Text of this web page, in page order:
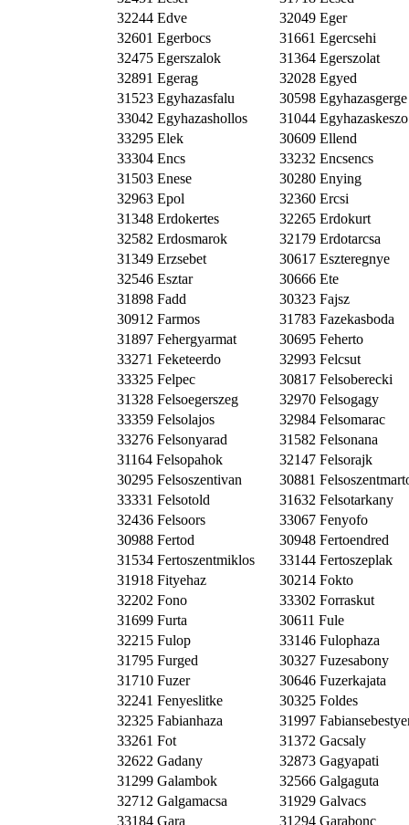
32244 Edve
32049 Eger
32601 Egerbocs
31661 Egercsehi
32475 Egerszalok
31364 Egerszolat
32891 Egerag
32028 Egyed
31523 Egyhazasfalu
30598 Egyhazasgerge
33042 Egyhazashollos
31044 Egyhazaskeszo
33295 Elek
30609 Ellend
33304 Encs
33232 Encsencs
31503 Enese
30280 Enying
32963 Epol
32360 Ercsi
31348 Erdokertes
32265 Erdokurt
32582 Erdosmarok
32179 Erdotarcsa
31349 Erzsebet
30617 Eszteregnye
32546 Esztar
30666 Ete
31898 Fadd
30323 Fajsz
30912 Farmos
31783 Fazekasboda
31897 Fehergyarmat
30695 Feherto
33271 Feketeerdo
32993 Felcsut
33325 Felpec
30817 Felsoberecki
31328 Felsoegerszeg
32970 Felsogagy
33359 Felsolajos
32984 Felsomarac
33276 Felsonyarad
31582 Felsonana
31164 Felsopahok
32147 Felsorajk
30295 Felsoszentivan
30881
33331 Felsotold
31632 Felsotarkany
32436 Felsoors
33067 Fenyofo
30988 Fertod
30948 Fertoendred
31534 Fertoszentmiklos
33144 Fertoszeplak
31918 Fityehaz
30214 Fokto
32202 Fono
33302 Forraskut
31699 Furta
30611 Fule
32215 Fulop
33146 Fulophaza
31795 Furged
30327 Fuzesabony
31710 Fuzer
30646 Fuzerkajata
32241 Fenyeslitke
30325 Foldes
32325 Fabianhaza
31997
33261 Fot
31372 Gacsaly
32622 Gadany
32873 Gagyapati
31299 Galambok
32566 Galgaguta
32712 Galgamacsa
31929 Galvacs
33184 Gara
31294 Garabonc